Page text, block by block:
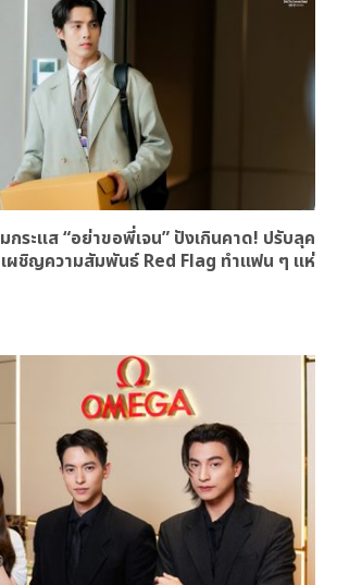
กระแส “อย่าขอพี่เจน” ปังเกินคาด! ปรับลุค
เผชิญความสัมพันธ์ Red Flag ทำแฟน ๆ แห่